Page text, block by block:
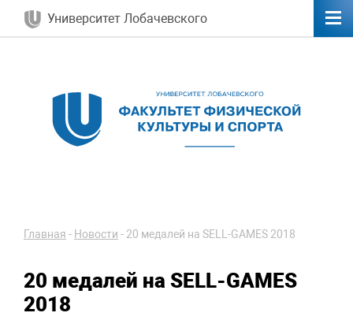
Университет Лобачевского
Главная - Новости - 20 медалей на SELL-GAMES 2018
20 медалей на SELL-GAMES
2018